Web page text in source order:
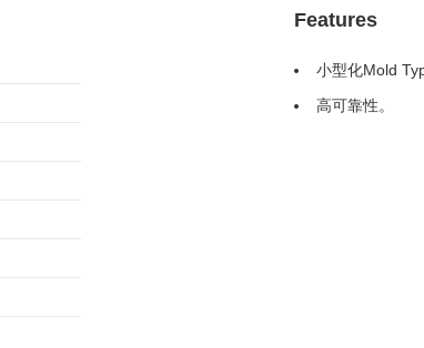
Features
小型化Mold
高可靠性。